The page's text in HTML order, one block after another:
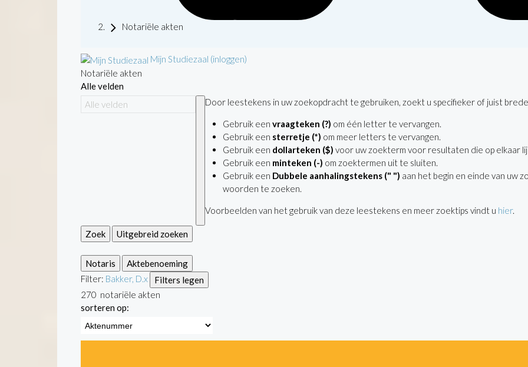
Notariële akten
Mijn Studiezaal (inloggen)
Notariële akten
Alle velden
Door leestekens in uw zoekopdracht te gebruiken, zoekt u specifieker of juist
Gebruik een vraagteken (?) om één letter te vervangen.
Gebruik een sterretje (*) om meer letters te vervangen.
Gebruik een dollarteken ($) voor uw zoekterm voor resultaten die op elkaar
Gebruik een minteken (-) om zoektermen uit te sluiten.
Gebruik een Dubbele aanhalingstekens (" ") aan het begin en einde van uw
woorden te zoeken.
Voorbeelden van het gebruik van deze leestekens en meer zoektips vindt u hier.
Zoek Uitgebreid zoeken
Notaris
Aktebenoeming
Filter: Bakker, D.x
Filters legen
270 notariële akten
sorteren op: